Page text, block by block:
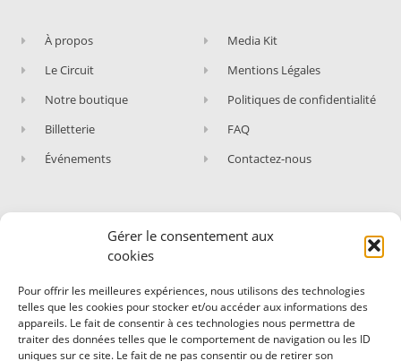
Gérer le consentement aux
cookies
Pour offrir les meilleures expériences, nous utilisons des technologies
telles que les cookies pour stocker et/ou accéder aux informations des
appareils. Le fait de consentir à ces technologies nous permettra de
traiter des données telles que le comportement de navigation ou les ID
uniques sur ce site. Le fait de ne pas consentir ou de retirer son
À propos
Le Circuit
Notre boutique
Billetterie
Événements
Media Kit
Mentions Légales
Politiques de confidentialité
FAQ
Contactez-nous
ABONNEZ-VOUS À NOTRE NEWSLETTER
Cours !
Abonnez-vous et recevez nos dernières actualités,
nos évènements et expériences.